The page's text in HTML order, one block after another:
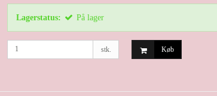
Lagerstatus: På lager
stk. Køb